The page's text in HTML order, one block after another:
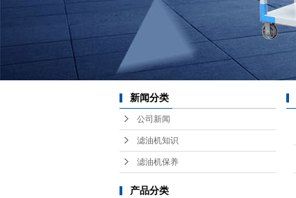
新闻分类
公司新闻
滤油机知识
滤油机保养
产品分类